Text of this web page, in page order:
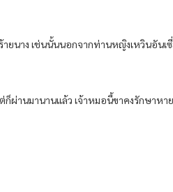
นาง เช่นนั้นนอกจากท่านหญิงเหวินอันเซี่
ผ่านมานานแล้ว เจ้าหมอนี้ขาคงรักษาหา